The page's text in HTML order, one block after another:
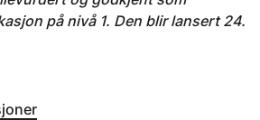
på nivå 1. Den blir lansert 24.